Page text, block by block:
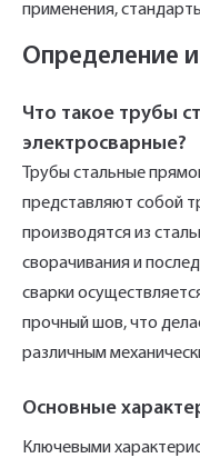
применения,
Определение
Что такое трубы
электросварные?
Трубы стальные
представляют собой
производятся из
сворачивания и
сварки
прочный шов, что
различным
Основные
Ключевыми